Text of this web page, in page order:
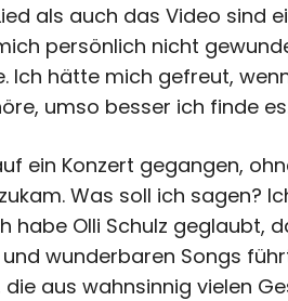
als auch das Video sind
persönlich nicht
Ich hätte mich gefreut,
umso besser ich finde
ein Konzert gegangen,
Was soll ich sagen?
habe Olli Schulz geglaubt,
wunderbaren Songs
die aus wahnsinnig vielen